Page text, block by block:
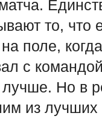
то, что
поле,
с
Но в
из лучших